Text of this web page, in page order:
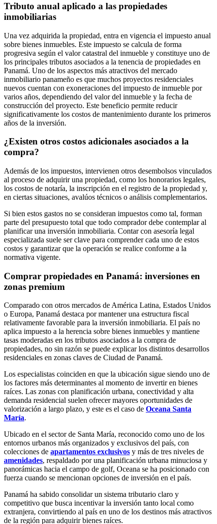
Tributo anual aplicado a las propiedades
inmobiliarias
Una vez adquirida la propiedad, entra en vigencia el impuesto anual
sobre bienes inmuebles. Este impuesto se calcula de forma
progresiva según el valor catastral del inmueble y constituye uno de
los principales tributos asociados a la tenencia de propiedades en
Panamá. Uno de los aspectos más atractivos del mercado
inmobiliario panameño es que muchos proyectos residenciales
nuevos cuentan con exoneraciones del impuesto de inmueble por
varios años, dependiendo del valor del inmueble y la fecha de
construcción del proyecto. Este beneficio permite reducir
significativamente los costos de mantenimiento durante los primeros
años de la inversión.
¿Existen otros costos adicionales asociados a la
compra?
Además de los impuestos, intervienen otros desembolsos vinculados
al proceso de adquirir una propiedad, como los honorarios legales,
los costos de notaría, la inscripción en el registro de la propiedad y,
en ciertas situaciones, avalúos técnicos o análisis complementarios.
Si bien estos gastos no se consideran impuestos como tal, forman
parte del presupuesto total que todo comprador debe contemplar al
planificar una inversión inmobiliaria. Contar con asesoría legal
especializada suele ser clave para comprender cada uno de estos
costos y garantizar que la operación se realice conforme a la
normativa vigente.
Comprar propiedades en Panamá: inversiones en
zonas premium
Comparado con otros mercados de América Latina, Estados Unidos
o Europa, Panamá destaca por mantener una estructura fiscal
relativamente favorable para la inversión inmobiliaria. El país no
aplica impuesto a la herencia sobre bienes inmuebles y mantiene
tasas moderadas en los tributos asociados a la compra de
propiedades, no sin razón se puede explicar los distintos desarrollos
residenciales en zonas claves de Ciudad de Panamá.
Los especialistas coinciden en que la ubicación sigue siendo uno de
los factores más determinantes al momento de invertir en bienes
raíces. Las zonas con planificación urbana, conectividad y alta
demanda residencial suelen ofrecer mayores oportunidades de
valorización a largo plazo, y este es el caso de Oceana Santa
María.
Ubicado en el sector de Santa María, reconocido como uno de los
entornos urbanos más organizados y exclusivos del país, con
colecciones de apartamentos exclusivos y más de tres niveles de
amenidades, respaldado por una planificación urbana minuciosa y
panorámicas hacia el campo de golf, Oceana se ha posicionado con
fuerza cuando se mencionan opciones de inversión en el país.
Panamá ha sabido consolidar un sistema tributario claro y
competitivo que busca incentivar la inversión tanto local como
extranjera, convirtiendo al país en uno de los destinos más atractivos
de la región para adquirir bienes raíces.